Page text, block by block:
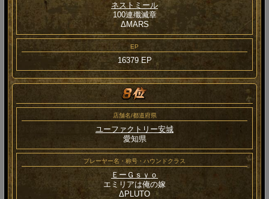
ネストミール
100連殲滅章
ΔMARS
EP
16379 EP
店舗名/都道府県
ユーファクトリー安城
愛知県
プレーヤー名・称号・ハウンドクラス
ＥーＧｓｙｏ
エミリアは俺の嫁
ΔPLUTO